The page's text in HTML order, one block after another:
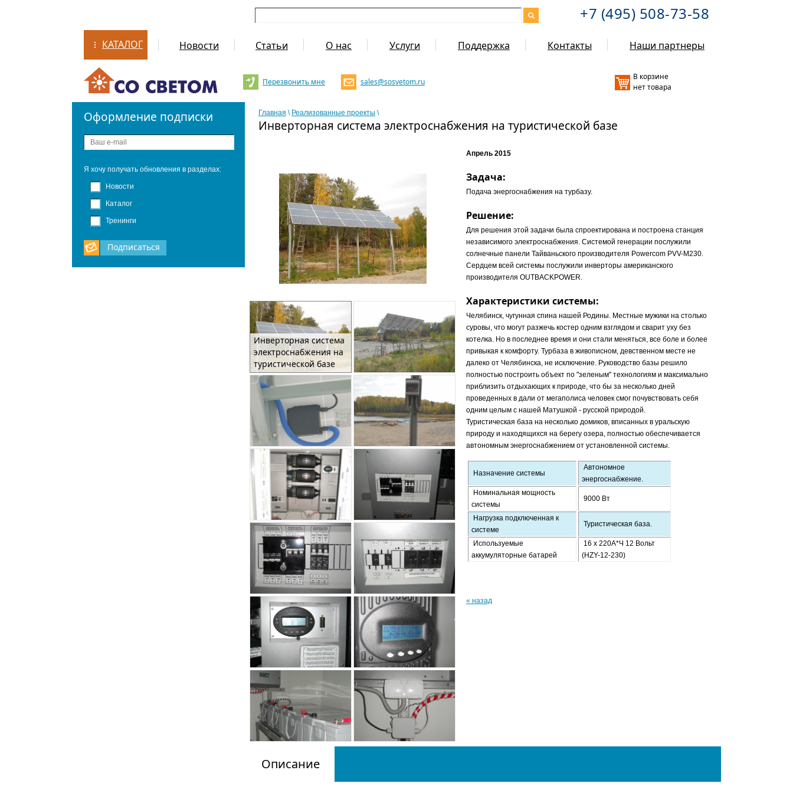
+7 (495) 508-73-58
КАТАЛОГ Новости Статьи О нас Услуги Поддержка Контакты Наши партнеры
В корзине
нет товара
Перезвонить мне sales@sosvetom.ru
Оформление подписки
Я хочу получать обновления в разделах:
Новости
Каталог
Тренинги
Подписаться
Главная \ Реализованные проекты \
Инверторная система электроснабжения на туристической базе
Инверторная система
электроснабжения на
туристической базе
Апрель 2015
Задача:
Подача энергоснабжения на турбазу.
Решение:
Для решения этой задачи была спроектирована и построена станция
независимого электроснабжения. Системой генерации послужили
солнечные панели Тайваньского производителя Powercom PVV-M230.
Сердцем всей системы послужили инверторы американского
производителя OUTBACKPOWER.
Характеристики системы:
Челябинск, чугунная спина нашей Родины. Местные мужики на столько
суровы, что могут разжечь костер одним взглядом и сварит уху без
котелка. Но в последнее время и они стали меняться, все боле и более
привыкая к комфорту. Турбаза в живописном, девственном месте не
далеко от Челябинска, не исключение. Руководство базы решило
полностью построить объект по "зеленым" технологиям и максимально
приблизить отдыхающих к природе, что бы за несколько дней
проведенных в дали от мегаполиса человек смог почувствовать себя
одним целым с нашей Матушкой - русской природой.
Туристическая база на несколько домиков, вписанных в уральскую
природу и находящихся на берегу озера, полностью обеспечивается
автономным энергоснабжением от установленной системы.
Назначение системы
Автономное
энергоснабжение.
Номинальная мощность
системы
9000 Вт
Нагрузка подключенная к
системе
Туристическая база.
Используемые
аккумуляторные батарей
16 х 220А*Ч 12 Вольт
(HZY-12-230)
« назад
Описание